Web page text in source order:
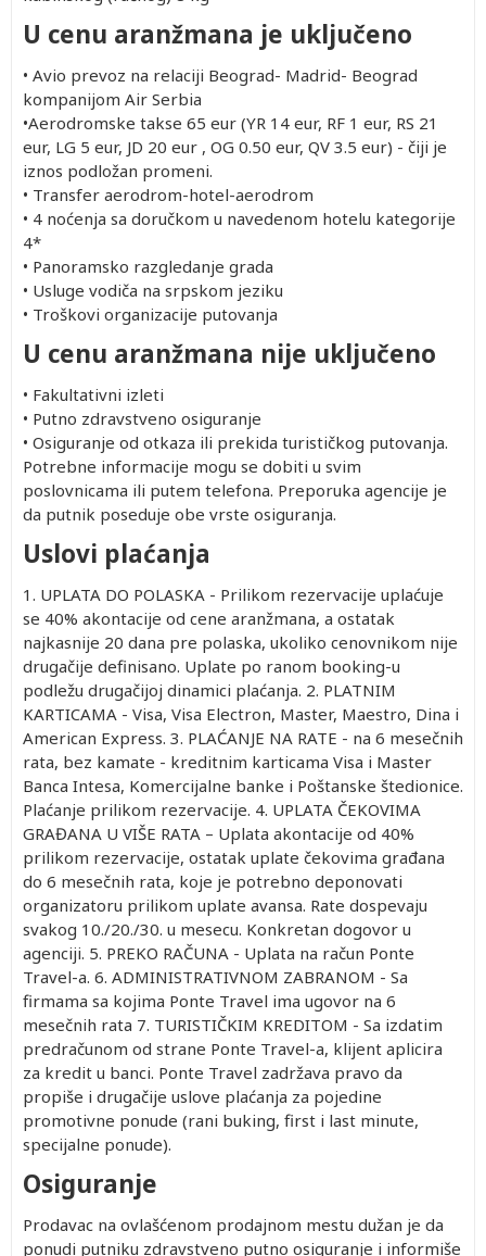
U cenu aranžmana je uključeno
• Avio prevoz na relaciji Beograd- Madrid- Beograd
kompanijom Air Serbia
•Aerodromske takse 65 eur (YR 14 eur, RF 1 eur, RS 21
eur, LG 5 eur, JD 20 eur , OG 0.50 eur, QV 3.5 eur) - čiji je
iznos podložan promeni.
• Transfer aerodrom-hotel-aerodrom
• 4 noćenja sa doručkom u navedenom hotelu kategorije
4*
• Panoramsko razgledanje grada
• Usluge vodiča na srpskom jeziku
• Troškovi organizacije putovanja
U cenu aranžmana nije uključeno
• Fakultativni izleti
• Putno zdravstveno osiguranje
• Osiguranje od otkaza ili prekida turističkog putovanja.
Potrebne informacije mogu se dobiti u svim
poslovnicama ili putem telefona. Preporuka agencije je
da putnik poseduje obe vrste osiguranja.
Uslovi plaćanja
1. UPLATA DO POLASKA - Prilikom rezervacije uplaćuje
se 40% akontacije od cene aranžmana, a ostatak
najkasnije 20 dana pre polaska, ukoliko cenovnikom nije
drugačije definisano. Uplate po ranom booking-u
podležu drugačijoj dinamici plaćanja. 2. PLATNIM
KARTICAMA - Visa, Visa Electron, Master, Maestro, Dina i
American Express. 3. PLAĆANJE NA RATE - na 6 mesečnih
rata, bez kamate - kreditnim karticama Visa i Master
Banca Intesa, Komercijalne banke i Poštanske štedionice.
Plaćanje prilikom rezervacije. 4. UPLATA ČEKOVIMA
GRAĐANA U VIŠE RATA – Uplata akontacije od 40%
prilikom rezervacije, ostatak uplate čekovima građana
do 6 mesečnih rata, koje je potrebno deponovati
organizatoru prilikom uplate avansa. Rate dospevaju
svakog 10./20./30. u mesecu. Konkretan dogovor u
agenciji. 5. PREKO RAČUNA - Uplata na račun Ponte
Travel-a. 6. ADMINISTRATIVNOM ZABRANOM - Sa
firmama sa kojima Ponte Travel ima ugovor na 6
mesečnih rata 7. TURISTIČKIM KREDITOM - Sa izdatim
predračunom od strane Ponte Travel-a, klijent aplicira
za kredit u banci. Ponte Travel zadržava pravo da
propiše i drugačije uslove plaćanja za pojedine
promotivne ponude (rani buking, first i last minute,
specijalne ponude).
Osiguranje
Prodavac na ovlašćenom prodajnom mestu dužan je da
ponudi putniku zdravstveno putno osiguranje i informiše